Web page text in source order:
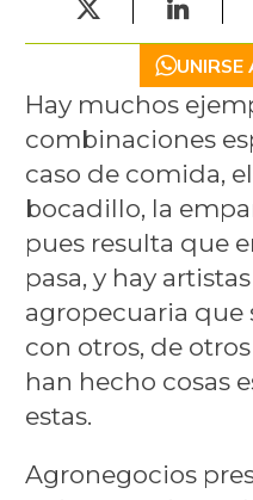
Hay muchos
combinaciones
caso de comida,
bocadillo, la
pues resulta que
pasa, y hay
agropecuaria que
con otros, de
han hecho cosas
estas.
Agronegocios